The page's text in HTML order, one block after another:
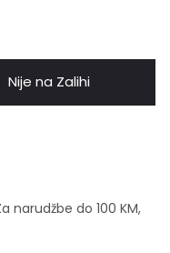
Nije na Zalihi
narudžbe do 100 KM,